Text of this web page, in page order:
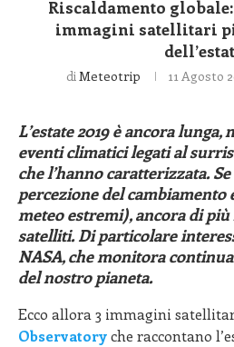
Riscaldamento
immagini satellitari
diMeteotrip 11 Agosto
L’estate 2019 è ancora
eventi climatici legati al
che l’hanno caratterizzata.
percezione del cambiamento
meteo estremi), ancora di più
satelliti. Di particolare
NASA, che monitora
del nostro pianeta.
Ecco allora 3 immagini
Observatoryche raccontano